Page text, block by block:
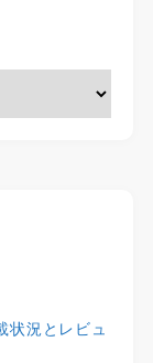
状況とレビュ